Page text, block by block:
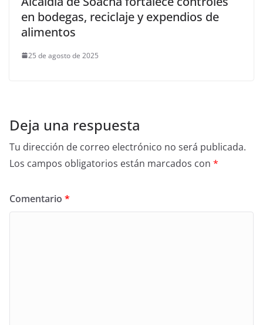
en bodegas, reciclaje y expendios de
alimentos
25 de agosto de 2025
Deja una respuesta
Tu dirección de correo electrónico no será publicada.
Los campos obligatorios están marcados con *
Comentario *